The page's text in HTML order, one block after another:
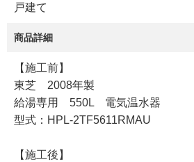
戸建て
商品詳細
【施工前】
東芝 2008年製
給湯専用 550L 電気温水器
型式：HPL-2TF5611RMAU
【施工後】